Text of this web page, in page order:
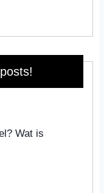
Wat is